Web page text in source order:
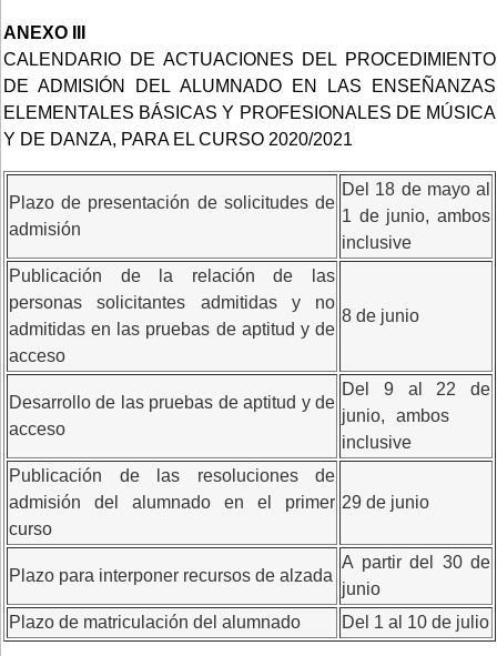
ANEXO III
CALENDARIO DE ACTUACIONES DEL PROCEDIMIENTO
DE ADMISIÓN DEL ALUMNADO EN LAS ENSEÑANZAS
ELEMENTALES BÁSICAS Y PROFESIONALES DE MÚSICA
Y DE DANZA, PARA EL CURSO 2020/2021
Plazo de presentación de solicitudes de
admisión
Del 18 de mayo al
1 de junio, ambos
inclusive
Publicación de la relación de las
personas solicitantes admitidas y no
admitidas en las pruebas de aptitud y de
acceso
8 de junio
Desarrollo de las pruebas de aptitud y de
acceso
Del 9 al 22 de
junio, ambos
inclusive
Publicación de las resoluciones de
admisión del alumnado en el primer
curso
29 de junio
Plazo para interponer recursos de alzada
A partir del 30 de
junio
Plazo de matriculación del alumnado
Del 1 al 10 de julio